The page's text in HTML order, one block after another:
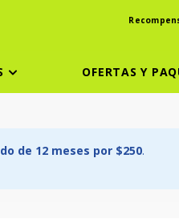
OFERTAS Y
de 12 meses por $250.